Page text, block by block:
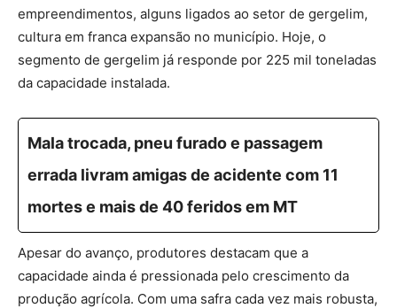
empreendimentos, alguns ligados ao setor de gergelim,
cultura em franca expansão no município. Hoje, o
segmento de gergelim já responde por 225 mil toneladas
da capacidade instalada.
Mala trocada, pneu furado e passagem
errada livram amigas de acidente com 11
mortes e mais de 40 feridos em MT
Apesar do avanço, produtores destacam que a
capacidade ainda é pressionada pelo crescimento da
produção agrícola. Com uma safra cada vez mais robusta,